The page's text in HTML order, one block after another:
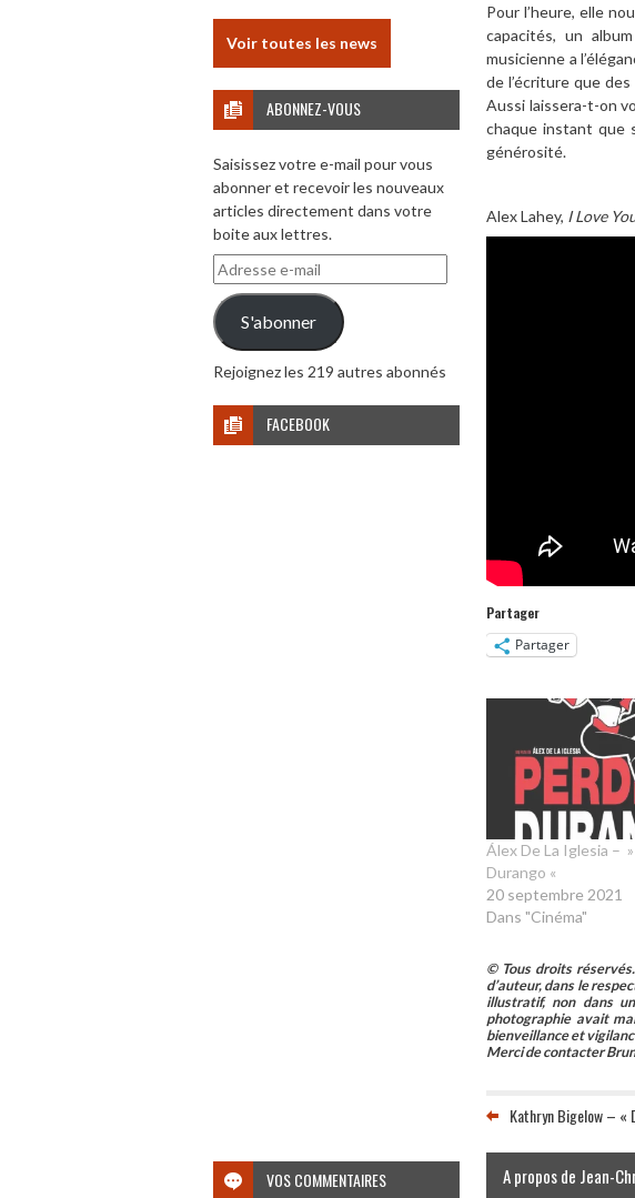
Pour l’heure, elle
capacités, un
musicienne a
de l’écriture que
Aussi laissera-t-on
chaque instant que
générosité.
Alex Lahey, I Love
Partager
Partager
Álex De La Iglesia –
Durango «
20 septembre 2021
Dans "Cinéma"
© Tous droits
d’auteur, dans le
illustratif, non dans
photographie avait
bienveillance et
Merci de contacter
Kathryn Bigelow – «
A propos de Jean-
Voir toutes les news
ABONNEZ-VOUS
Saisissez votre e-mail pour vous
abonner et recevoir les nouveaux
articles directement dans votre
boite aux lettres.
Adresse
e-
mail
S'abonner
Rejoignez les 219 autres abonnés
FACEBOOK
VOS COMMENTAIRES